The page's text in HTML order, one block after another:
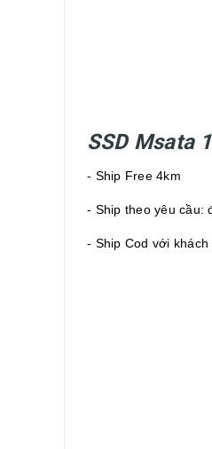
SSD Msata
- Ship Free 4km
- Ship theo yêu cầu:
- Ship Cod với